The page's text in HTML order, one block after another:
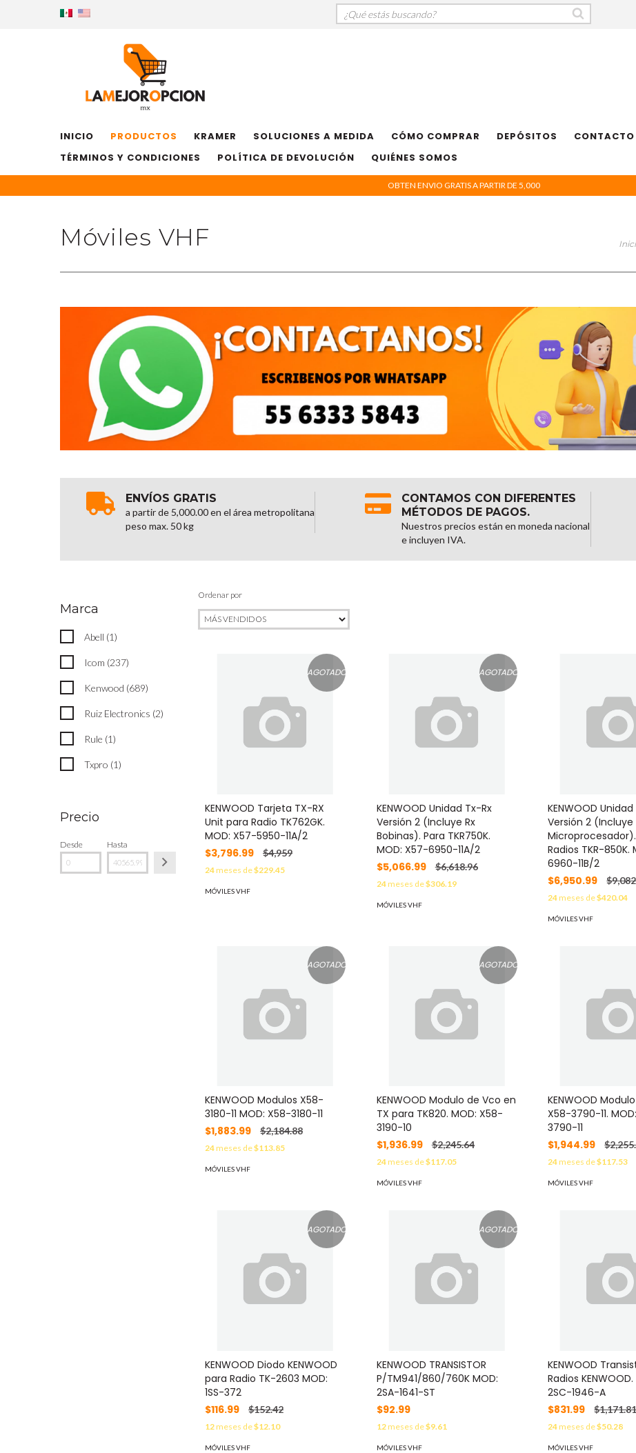
INICIO PRODUCTOS KRAMER SOLUCIONES A MEDIDA CÓMO COMPRAR DEPÓSITOS CONTACTO
TÉRMINOS Y CONDICIONES
POLÍTICA DE DEVOLUCIÓN QUIÉNES SOMOS
OBTEN ENVIO GRATIS A PARTIR DE 5,000
Móviles VHF
ENVÍOS GRATIS
a partir de 5,000.00 en el área metropolitana
peso max. 50 kg
CONTAMOS CON DIFERENTES
MÉTODOS DE PAGOS.
Nuestros precios están en moneda nacional
e incluyen IVA.
Marca
Abell (1)
Icom (237)
Kenwood (689)
Ruiz Electronics (2)
Rule (1)
Txpro (1)
Precio
Desde Hasta
Ordenar por
AGOTADO
KENWOOD Tarjeta TX-RX
Unit para Radio TK762GK.
MOD: X57-5950-11A/2
$3,796.99
$4,959
24meses de$229.45
MÓVILES VHF
AGOTADO
KENWOOD Unidad Tx-Rx
Versión 2 (Incluye Rx
Bobinas). Para TKR750K.
MOD: X57-6950-11A/2
$5,066.99
$6,618.96
24meses de$306.19
MÓVILES VHF
KENWOOD
Versión 2 (Incluye
Radios TKR-850K.
6960-11B/2
$6,950.99
24meses de$420.04
MÓVILES VHF
AGOTADO
KENWOOD Modulos X58-
3180-11 MOD: X58-3180-11
$1,883.99
$2,184.88
24meses de$113.85
MÓVILES VHF
AGOTADO
KENWOOD Modulo de Vco en
TX para TK820. MOD: X58-
3190-10
$1,936.99
$2,245.64
24meses de$117.05
MÓVILES VHF
KENWOOD
X58-3790-11.
3790-11
$1,944.99
24meses de$117.53
MÓVILES VHF
AGOTADO
KENWOOD Diodo KENWOOD
para Radio TK-2603 MOD:
1SS-372
$116.99
$152.42
12meses de$12.10
MÓVILES VHF
AGOTADO
KENWOOD TRANSISTOR
P/TM941/860/760K MOD:
2SA-1641-ST
$92.99
12meses de$9.61
MÓVILES VHF
KENWOOD
Radios
2SC-1946-A
$831.99
24meses de$50.28
MÓVILES VHF